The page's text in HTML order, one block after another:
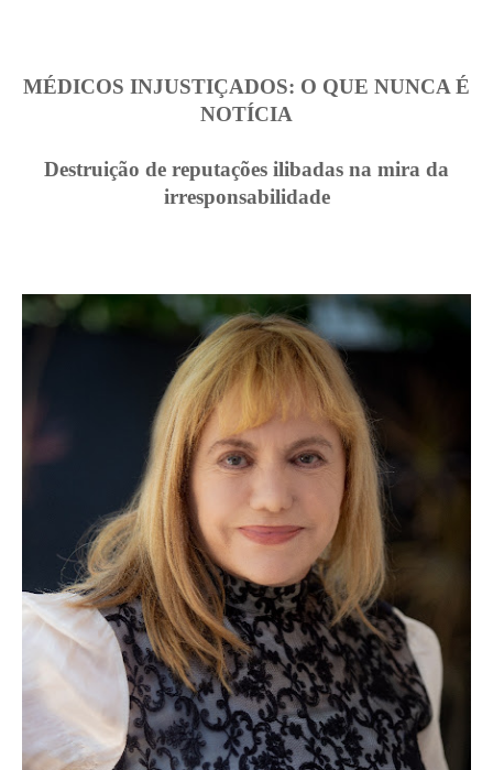
MÉDICOS INJUSTIÇADOS: O QUE NUNCA É
NOTÍCIA
Destruição de reputações ilibadas na mira da
irresponsabilidade